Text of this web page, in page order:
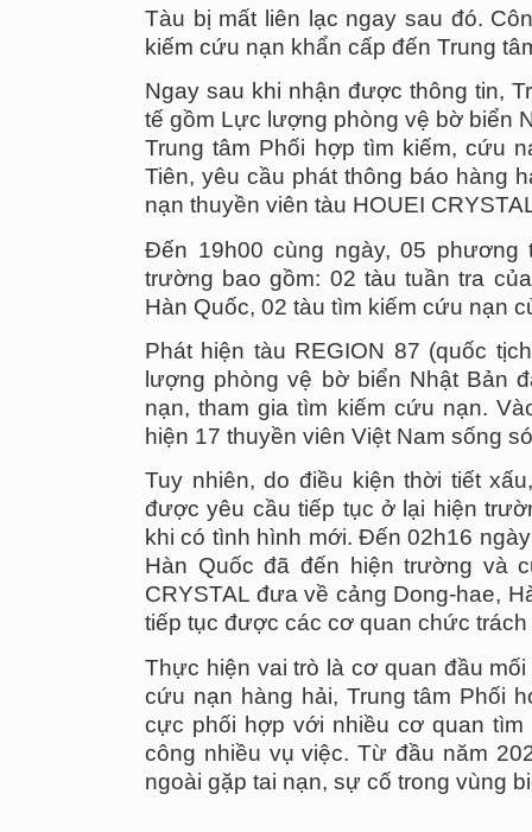
Tàu bị mất liên lạc ngay sau đó.
kiếm cứu nạn khẩn cấp đến Trung
Ngay sau khi nhận được thông tin,
tế gồm Lực lượng phòng vệ bờ biển
Trung tâm Phối hợp tìm kiếm, cứu
Tiên, yêu cầu phát thông báo hàng
nạn thuyền viên tàu HOUEI
Đến 19h00 cùng ngày, 05
trường bao gồm: 02 tàu tuần tra
Hàn Quốc, 02 tàu tìm kiếm cứu nạn
Phát hiện tàu REGION 87 (quốc
lượng phòng vệ bờ biển Nhật Bản
nạn, tham gia tìm kiếm cứu nạn.
hiện 17 thuyền viên Việt Nam sống
Tuy nhiên, do điều kiện thời tiết
được yêu cầu tiếp tục ở lại hiện
khi có tình hình mới. Đến 02h16
Hàn Quốc đã đến hiện trường và
CRYSTAL đưa về cảng Dong-hae,
tiếp tục được các cơ quan chức
Thực hiện vai trò là cơ quan đầu
cứu nạn hàng hải, Trung tâm Phối
cực phối hợp với nhiều cơ quan
công nhiều vụ việc. Từ đầu năm
ngoài gặp tai nạn, sự cố trong vùng